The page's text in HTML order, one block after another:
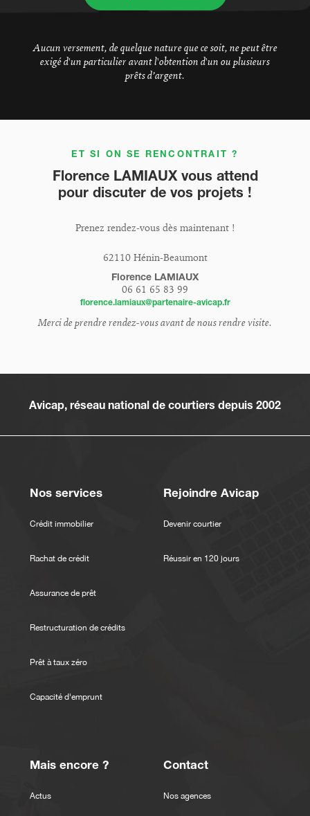
Aucun versement, de quelque nature que ce soit, ne peut être
exigé d'un particulier avant l'obtention d'un ou plusieurs
prêts d’argent.
ET SI ON SE RENCONTRAIT ?
Florence LAMIAUX vous attend
pour discuter de vos projets !
Prenez rendez-vous dès maintenant !
62110 Hénin-Beaumont
Florence LAMIAUX
06 61 65 83 99
florence.lamiaux@partenaire-avicap.fr
Merci de prendre rendez-vous avant de nous rendre visite.
Avicap, réseau national de courtiers depuis 2002
Nos services
Crédit immobilier
Rachat de crédit
Assurance de prêt
Restructuration de crédits
Prêt à taux zéro
Capacité d'emprunt
Rejoindre Avicap
Devenir courtier
Réussir en 120 jours
Mais encore ?
Actus
Contact
Nos agences